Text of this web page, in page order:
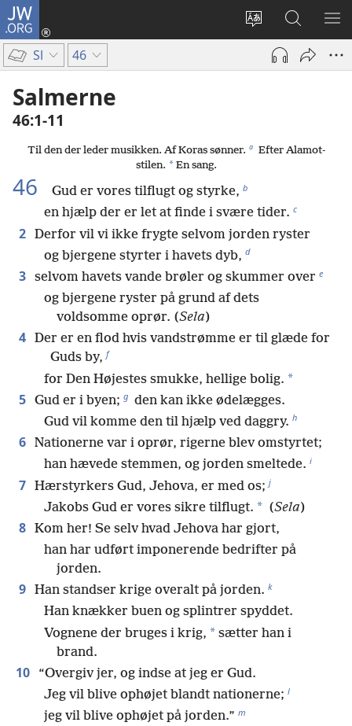
JW.ORG
Vælg
sprog
Log
på
(åbner
Søg
på
JW.ORG
VIS
Sl 46
Salmerne
46:1-11
Til den der leder musikken. Af Koras sønner. a Efter Alamot-
stilen. *En sang.
46 Gud er vores tilflugt og styrke, b
en hjælp der er let at finde i svære tider. c
2 Derfor vil vi ikke frygte selvom jorden ryster
og bjergene styrter i havets dyb, d
3 selvom havets vande brøler og skummer over e
og bjergene ryster på grund af dets
voldsomme oprør. (Sela)
4 Der er en flod hvis vandstrømme er til glæde for
Guds by, f
for Den Højestes smukke, hellige bolig. *
5 Gud er i byen; g den kan ikke ødelægges.
Gud vil komme den til hjælp ved daggry. h
6 Nationerne var i oprør, rigerne blev omstyrtet;
han hævede stemmen, og jorden smeltede. i
7 Hærstyrkers Gud, Jehova, er med os; j
Jakobs Gud er vores sikre tilflugt. * (Sela)
8 Kom her! Se selv hvad Jehova har gjort,
han har udført imponerende bedrifter på
jorden.
9 Han standser krige overalt på jorden. k
Han knækker buen og splintrer spyddet.
Vognene der bruges i krig, * sætter han i
brand.
10
“Overgiv jer, og indse at jeg er Gud.
Jeg vil blive ophøjet blandt nationerne; l
jeg vil blive ophøjet på jorden.” m